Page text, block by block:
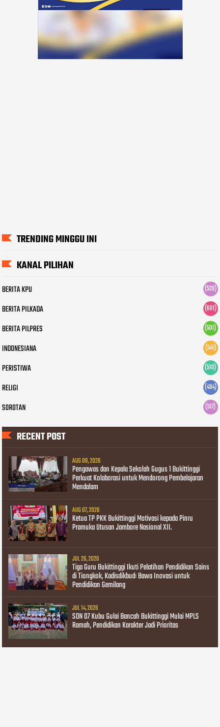
TRENDING MINGGU INI
KANAL PILIHAN
BERITA KPU (520)
BERITA PILKADA (601)
BERITA PILPRES (501)
INDONESIANA (541)
PERISTIWA (510)
RELIGI (494)
SOROTAN (517)
RECENT POST
AUG 08, 2026
Pengawas dan Kepala Sekolah Gugus 1 Bukittinggi
Perkuat Kolaborasi untuk Mendorong Pembelajaran
Mendalam
AUG 07, 2026
Ketua TP PKK Bukittinggi Motivasi kepada Pinru
Pramuka Utusan Jambore Nasional XII.
JUL 26, 2026
Tiga Guru Bukittinggi Ikuti Pelatihan Pendidikan Sains
di Tiongkok, Kadisdikbud: Bawa Inovasi untuk
Pendidikan Gemilang
JUL 14, 2026
SDN 07 Kubu Gulai Bancah Bukittinggi Mulai MPLS
Ramah, Pendidikan Karakter Jadi Prioritas